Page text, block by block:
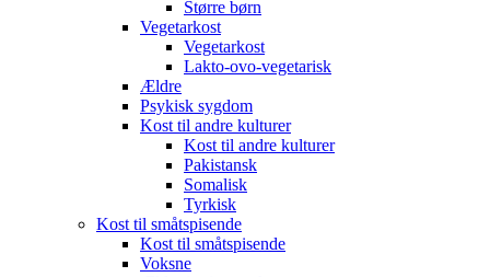
Større børn
Vegetarkost
Vegetarkost
Lakto-ovo-vegetarisk
Ældre
Psykisk sygdom
Kost til andre kulturer
Kost til andre kulturer
Pakistansk
Somalisk
Tyrkisk
Kost til småtspisende
Kost til småtspisende
Voksne